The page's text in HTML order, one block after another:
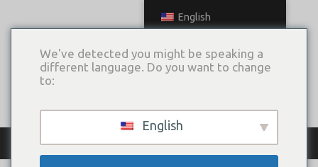
КАТАЛОГ ПЛАТЬЕВ
English
We've detected you might be speaking a
different language. Do you want to change
to:
English